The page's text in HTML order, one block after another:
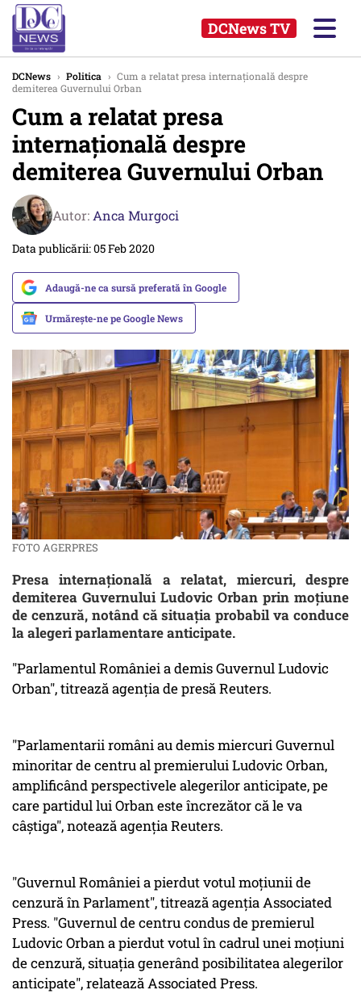
DCNews TV
DCNews › Politica › Cum a relatat presa internaţională despre
demiterea Guvernului Orban
Cum a relatat presa
internaţională despre
demiterea Guvernului Orban
Autor: Anca Murgoci
Data publicării: 05 Feb 2020
Adaugă-ne ca sursă preferată în Google
Urmărește-ne pe Google News
FOTO AGERPRES
Presa internaţională a relatat, miercuri, despre
demiterea Guvernului Ludovic Orban prin moţiune
de cenzură, notând că situaţia probabil va conduce
la alegeri parlamentare anticipate.
"Parlamentul României a demis Guvernul Ludovic
Orban", titrează agenţia de presă Reuters.
"Parlamentarii români au demis miercuri Guvernul
minoritar de centru al premierului Ludovic Orban,
amplificând perspectivele alegerilor anticipate, pe
care partidul lui Orban este încrezător că le va
câştiga", notează agenţia Reuters.
"Guvernul României a pierdut votul moţiunii de
cenzură în Parlament", titrează agenţia Associated
Press. "Guvernul de centru condus de premierul
Ludovic Orban a pierdut votul în cadrul unei moţiuni
de cenzură, situaţia generând posibilitatea alegerilor
anticipate", relatează Associated Press.